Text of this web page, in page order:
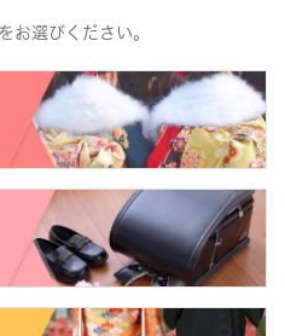
お選びください。